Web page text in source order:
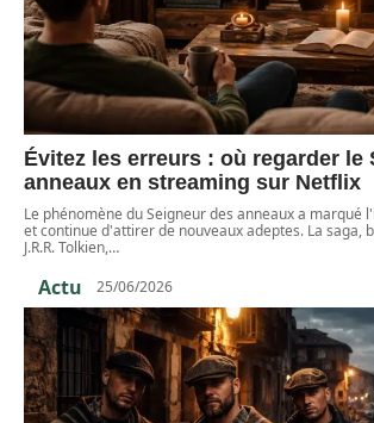
Évitez les erreurs : où regarder le
anneaux en streaming sur Netflix
Le phénomène du Seigneur des anneaux a marqué
et continue d'attirer de nouveaux adeptes. La saga,
J.R.R. Tolkien,…
Actu 25/06/2026